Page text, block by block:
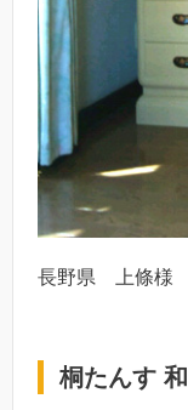
長野県 上條様
桐たんす